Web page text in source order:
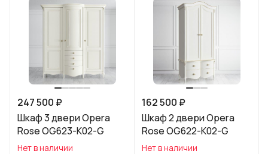
247 500 ₽
Шкаф 3 двери Opera
Rose OG623-K02-G
Нет в наличии
162 500 ₽
Шкаф 2 двери Opera
Rose OG622-K02-G
Нет в наличии